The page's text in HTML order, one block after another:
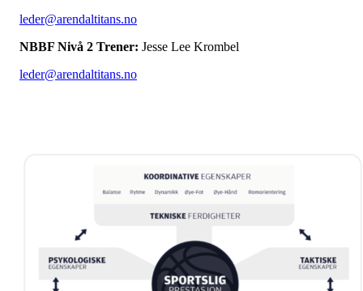
leder@arendaltitans.no
NBBF Nivå 2 Trener: Jesse Lee Krombel
leder@arendaltitans.no